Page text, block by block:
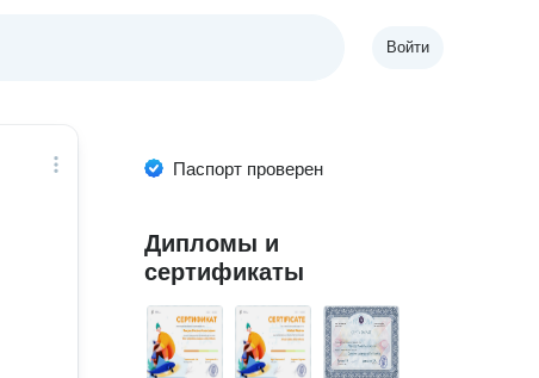
Войти
Паспорт проверен
Дипломы и
сертификаты